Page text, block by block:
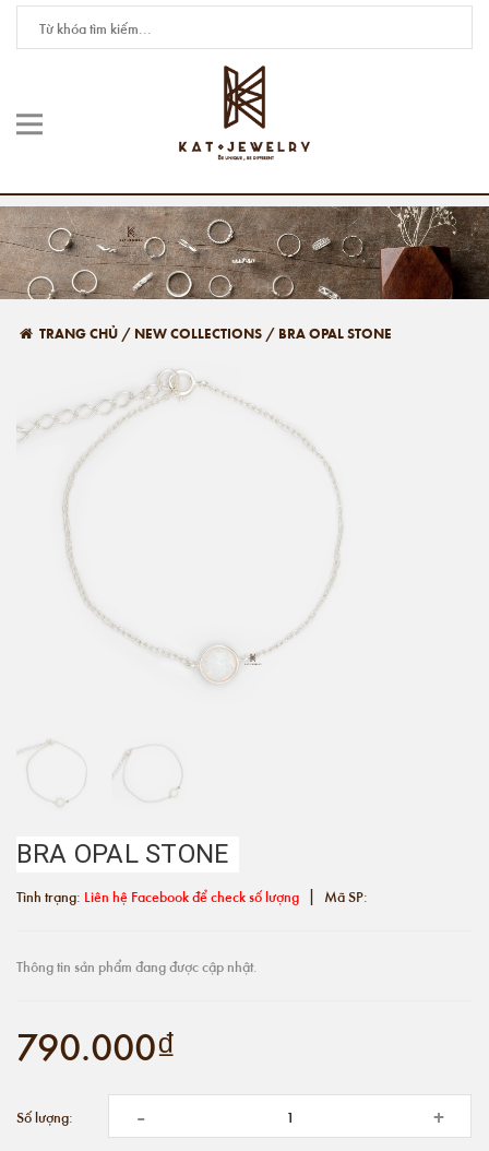
TRANG CHỦ / NEW COLLECTIONS / BRA OPAL STONE
BRA OPAL STONE
Tình trạng: Liên hệ Facebook để check số lượng | Mã SP:
Thông tin sản phẩm đang được cập nhật.
790.000₫
Số lượng: - +